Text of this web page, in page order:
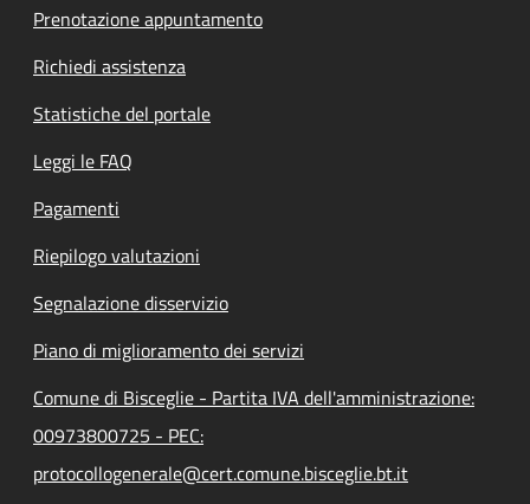
Prenotazione appuntamento
Richiedi assistenza
Statistiche del portale
Leggi le FAQ
Pagamenti
Riepilogo valutazioni
Segnalazione disservizio
Piano di miglioramento dei servizi
Comune di Bisceglie - Partita IVA dell'amministrazione:
00973800725 - PEC:
protocollogenerale@cert.comune.bisceglie.bt.it